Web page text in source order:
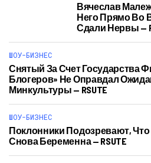
Вячеслав
Него Прямо Во
Сдали Нервы —
ШОУ-БИЗНЕС
Снятый За Счет Государства
Блогеров» Не Оправдал
Минкультуры — RSUTE
ШОУ-БИЗНЕС
Поклонники Подозревают,
Снова Беременна — RSUTE